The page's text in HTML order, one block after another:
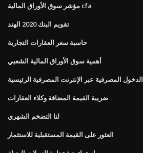
مؤشر سوق الأوراق المالية cfa
تقويم البنك 2020 الهند
حاسبة سعر العقارات التجارية
أهمية سوق الأوراق المالية الشعبي
المصرفية عبر الإنترنت المصرفية الرئيسية
ضريبة القيمة المضافة وكلاء العقارات
لنا التضخم الشهري
العثور على القيمة المستقبلية للاستثمار